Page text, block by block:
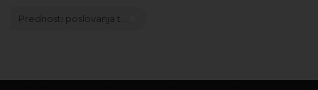
Prednosti poslovanja t...